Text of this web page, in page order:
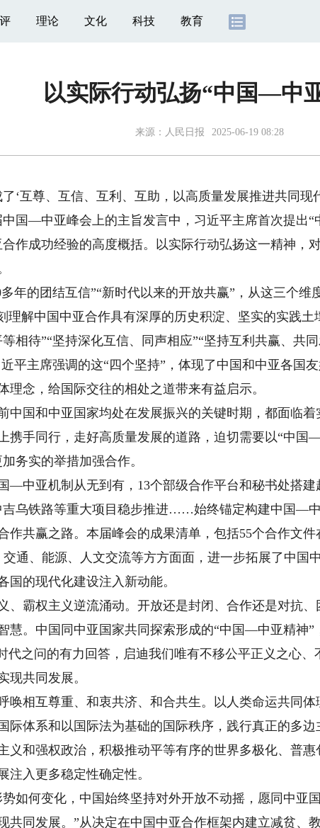
理论 文化 科技 教育
以实际行动弘扬“中国—中
来源： 人民日报 2025-06-19 08:28
互尊、互信、互利、互助，以高质量发展推进共同现
中国—中亚峰会上的主旨发言中，习近平主席首次提出
作成功经验的高度概括。以实际行动弘扬这一精神，
的团结互信”“新时代以来的开放共赢”，从这三个维
解中国中亚合作具有深厚的历史积淀、坚实的实践土
相待”“坚持深化互信、同声相应”“坚持互利共赢、共
平主席强调的这“四个坚持”，体现了中国和中亚各国
理念，给国际交往的相处之道带来有益启示。
国和中亚国家均处在发展振兴的关键时期，都面临着
携手同行，走好高质量发展的道路，迫切需要以“中国
务实的举措加强合作。
亚机制从无到有，13个部级合作平台和秘书处搭建
乌铁路等重大项目稳步推进……始终锚定构建中国—
作共赢之路。本届峰会的成果清单，包括55个合作文件
通、能源、人文交流等方方面面，进一步拓展了中国
国的现代化建设注入新动能。
霸权主义逆流涌动。开放还是封闭、合作还是对抗、
慧。中国同中亚国家共同探索形成的“中国—中亚精神”
代之问的有力回答，启迪我们唯有不移公平正义之心、
现共同发展。
相互尊重、和衷共济、和合共生。以人类命运共同体
际体系和以国际法为基础的国际秩序，践行真正的多边
义和强权政治，积极推动平等有序的世界多极化、普惠
注入更多稳定性确定性。
何变化，中国始终坚持对外开放不动摇，愿同中亚
共同发展。”从决定在中国中亚合作框架内建立减贫、